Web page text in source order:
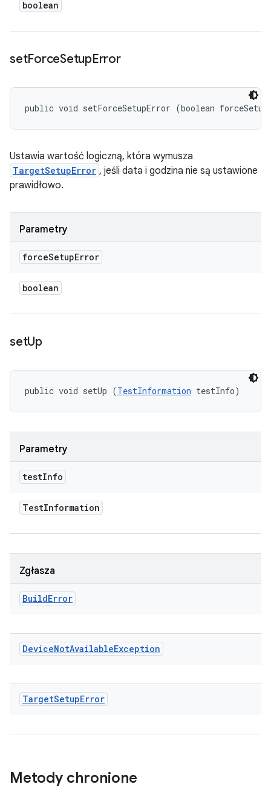
boolean
setForceSetupError
public void setForceSetupError (boolean
Ustawia wartość logiczną, która wymusza
TargetSetupError , jeśli data i godzina nie są ustawione
prawidłowo.
Parametry
forceSetupError
boolean
setUp
public void setUp (TestInformation testInfo)
Parametry
testInfo
TestInformation
Zgłasza
BuildError
DeviceNotAvailableException
TargetSetupError
Metody chronione